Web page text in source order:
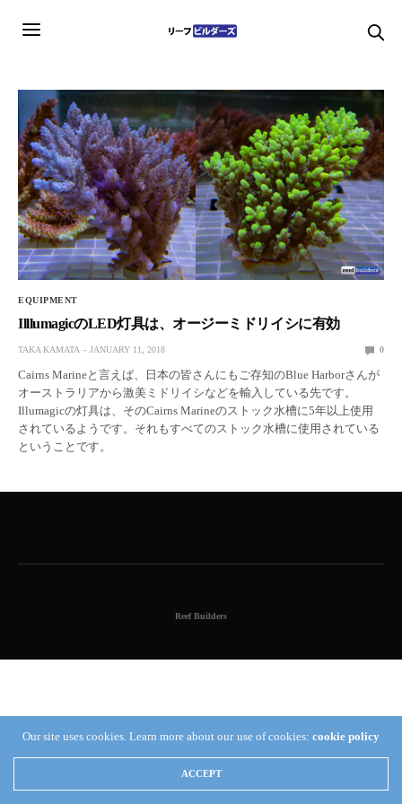
EQUIPMENT
IlllumagicのLED灯具は、オージーミドリイシに有効
TAKA KAMATA JANUARY 11, 2018 0
Cairns Marineと言えば、日本の皆さんにもご存知のBlue Harborさんが
オーストラリアから激美ミドリイシなどを輸入している先です。
Illumagicの灯具は、そのCairns Marineのストック水槽に5年以上使用
されているようです。それもすべてのストック水槽に使用されている
ということです。
Reef Builders
Our site uses cookies. Learn more about our use of cookies: cookie policy
ACCEPT